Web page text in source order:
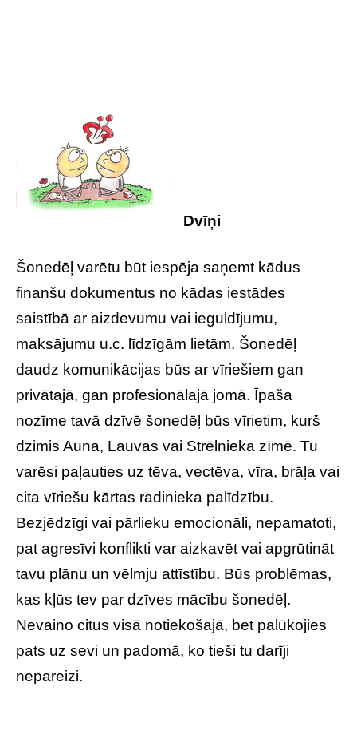
Dvīņi
Šonedēļ varētu būt iespēja saņemt kādus
finanšu dokumentus no kādas iestādes
saistībā ar aizdevumu vai ieguldījumu,
maksājumu u.c. līdzīgām lietām. Šonedēļ
daudz komunikācijas būs ar vīriešiem gan
privātajā, gan profesionālajā jomā. Īpaša
nozīme tavā dzīvē šonedēļ būs vīrietim, kurš
dzimis Auna, Lauvas vai Strēlnieka zīmē. Tu
varēsi paļauties uz tēva, vectēva, vīra, brāļa vai
cita vīriešu kārtas radinieka palīdzību.
Bezjēdzīgi vai pārlieku emocionāli, nepamatoti,
pat agresīvi konflikti var aizkavēt vai apgrūtināt
tavu plānu un vēlmju attīstību. Būs problēmas,
kas kļūs tev par dzīves mācību šonedēļ.
Nevaino citus visā notiekošajā, bet palūkojies
pats uz sevi un padomā, ko tieši tu darīji
nepareizi.